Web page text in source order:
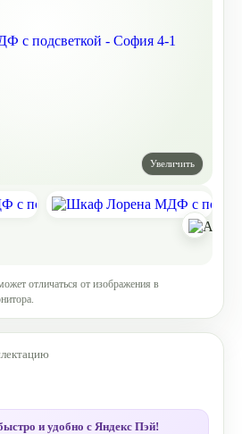
отличаться от изображения в
и удобно с Яндекс Пэй!